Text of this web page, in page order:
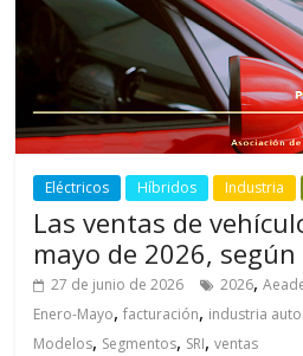
Eléctricos Híbridos Industria
Las ventas de
mayo de 2026, según
27 de junio de 2026 2026,
Enero-Mayo,facturación, industria
Modelos, Segmentos, SRI,ventas